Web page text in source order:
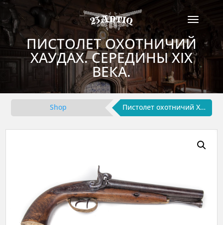
ПИСТОЛЕТ ОХОТНИЧИЙ
ХАУДАХ. СЕРЕДИНЫ XIX
ВЕКА.
Shop Пистолет охотничий Хаудах. Середины XIX века.